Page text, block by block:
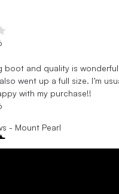
boot and quality is
went up a full size. I’m
with my purchase!!
- Mount Pearl